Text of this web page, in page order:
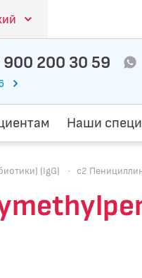
900 200 30 59
Наши
(IgG) · c2